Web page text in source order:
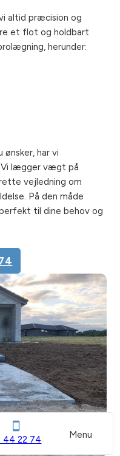
44 22 74 Menu
altid præcision og
et flot og holdbart
herunder:
har vi
lægger vægt på
vejledning om
På den måde
til dine behov og